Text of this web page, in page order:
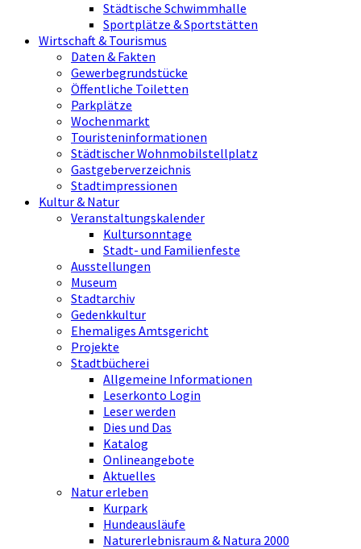
Städtische Schwimmhalle
Sportplätze & Sportstätten
Wirtschaft & Tourismus
Daten & Fakten
Gewerbegrundstücke
Öffentliche Toiletten
Parkplätze
Wochenmarkt
Touristeninformationen
Städtischer Wohnmobilstellplatz
Gastgeberverzeichnis
Stadtimpressionen
Kultur & Natur
Veranstaltungskalender
Kultursonntage
Stadt- und Familienfeste
Ausstellungen
Museum
Stadtarchiv
Gedenkkultur
Ehemaliges Amtsgericht
Projekte
Stadtbücherei
Allgemeine Informationen
Leserkonto Login
Leser werden
Dies und Das
Katalog
Onlineangebote
Aktuelles
Natur erleben
Kurpark
Hundeausläufe
Naturerlebnisraum & Natura 2000